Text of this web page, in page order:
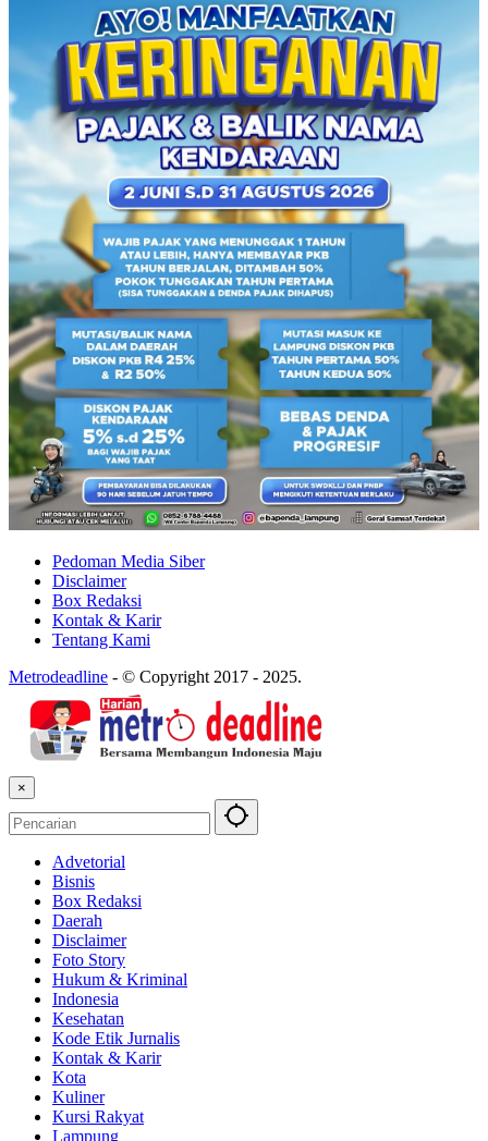
Pedoman Media Siber
Disclaimer
Box Redaksi
Kontak & Karir
Tentang Kami
Metrodeadline - © Copyright 2017 - 2025.
×
Advetorial
Bisnis
Box Redaksi
Daerah
Disclaimer
Foto Story
Hukum & Kriminal
Indonesia
Kesehatan
Kode Etik Jurnalis
Kontak & Karir
Kota
Kuliner
Kursi Rakyat
Lampung